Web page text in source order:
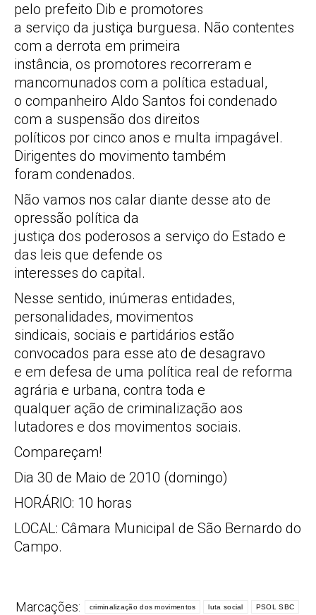
pelo prefeito Dib e promotores
a serviço da justiça burguesa. Não contentes
com a derrota em primeira
instância, os promotores recorreram e
mancomunados com a política estadual,
o companheiro Aldo Santos foi condenado
com a suspensão dos direitos
políticos por cinco anos e multa impagável.
Dirigentes do movimento também
foram condenados.
Não vamos nos calar diante desse ato de
opressão política da
justiça dos poderosos a serviço do Estado e
das leis que defende os
interesses do capital.
Nesse sentido, inúmeras entidades,
personalidades, movimentos
sindicais, sociais e partidários estão
convocados para esse ato de desagravo
e em defesa de uma política real de reforma
agrária e urbana, contra toda e
qualquer ação de criminalização aos
lutadores e dos movimentos sociais.
Compareçam!
Dia 30 de Maio de 2010 (domingo)
HORÁRIO: 10 horas
LOCAL: Câmara Municipal de São Bernardo do
Campo.
Marcações: criminalização dos movimentos luta social PSOL SBC